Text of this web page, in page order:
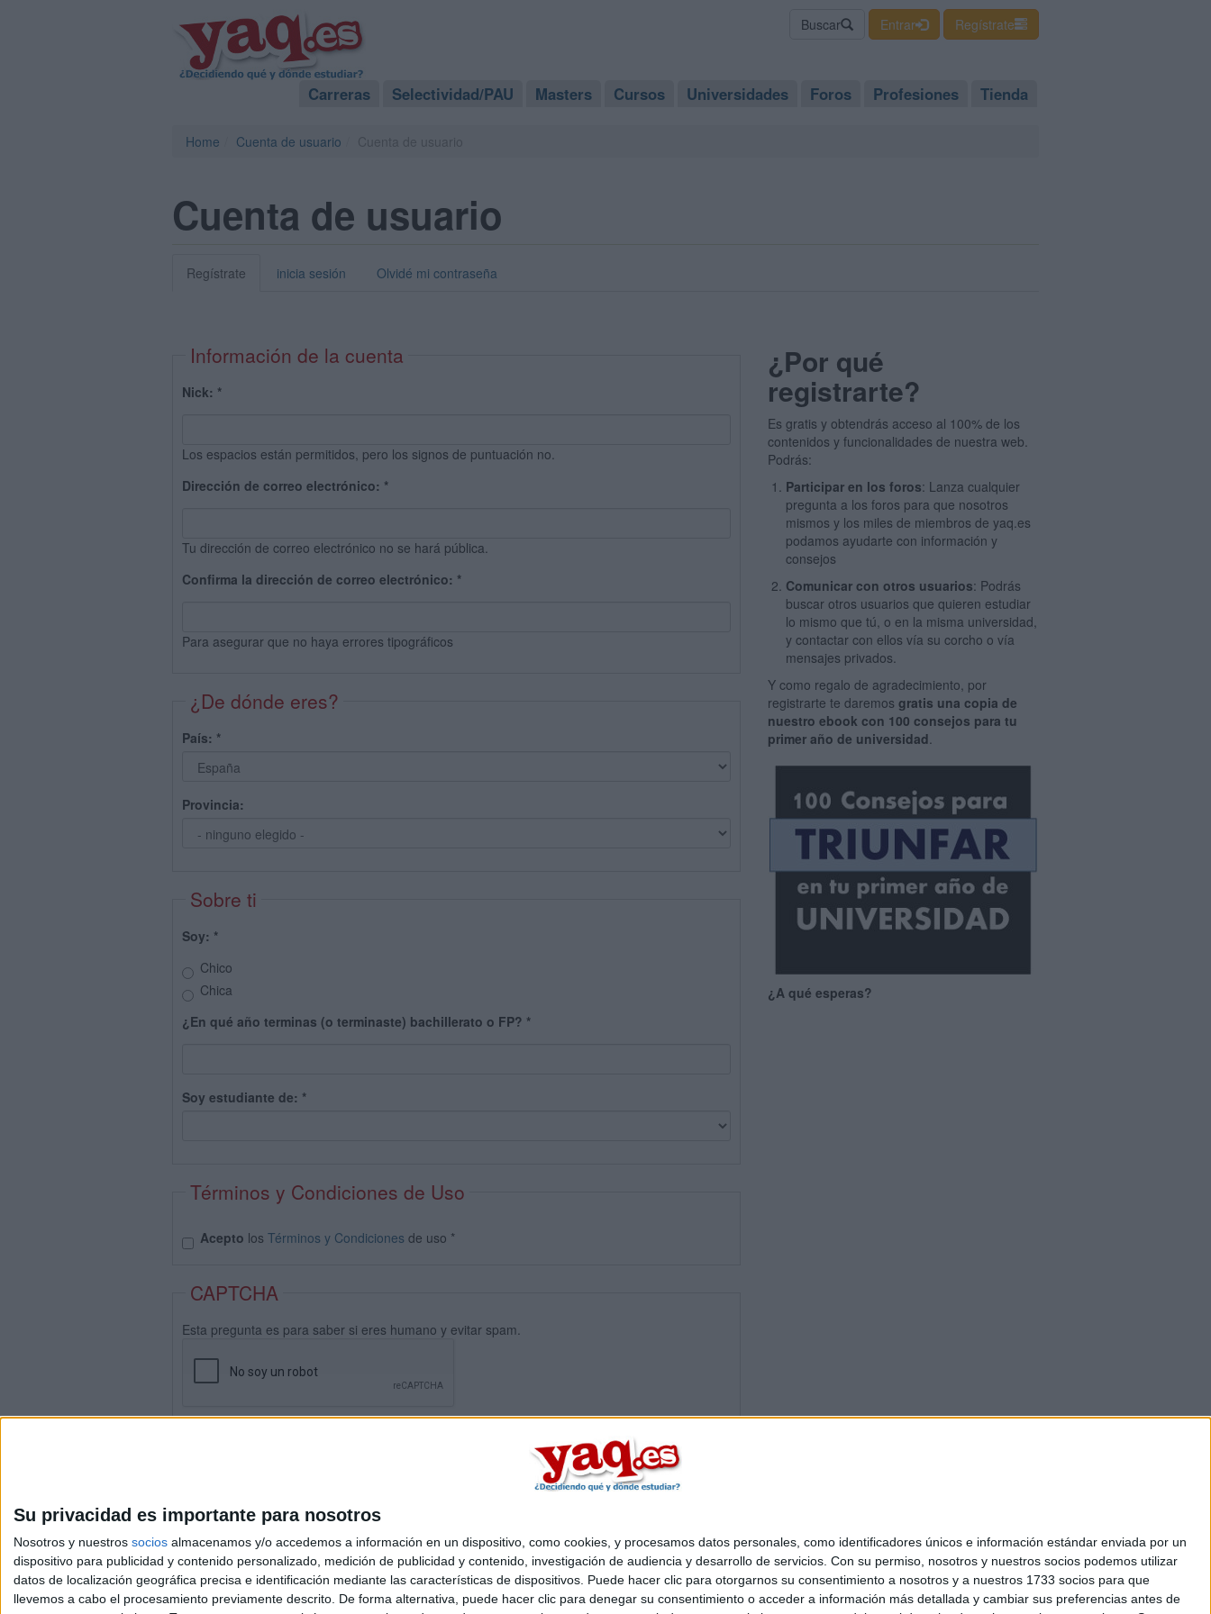
Su privacidad es importante para nosotros
Nosotros y nuestros socios almacenamos y/o accedemos a información en un dispositivo, como cookies, y procesamos datos personales, como identificadores únicos e información estándar enviada por un
dispositivo para publicidad y contenido personalizado, medición de publicidad y contenido, investigación de audiencia y desarrollo de servicios. Con su permiso, nosotros y nuestros socios podemos utilizar
datos de localización geográfica precisa e identificación mediante las características de dispositivos. Puede hacer clic para otorgarnos su consentimiento a nosotros y a nuestros 1733 socios para que
llevemos a cabo el procesamiento previamente descrito. De forma alternativa, puede hacer clic para denegar su consentimiento o acceder a información más detallada y cambiar sus preferencias antes de
Buscar Entrar Regístrate
Carreras Selectividad/PAU Masters Cursos Universidades Foros Profesiones Tienda
Home Cuenta de usuario
Cuenta de usuario
Regístrate inicia sesión Olvidé mi contraseña
Información de la cuenta
Nick: *
Los espacios están permitidos, pero los signos de puntuación no.
Dirección de correo electrónico: *
Tu dirección de correo electrónico no se hará pública.
Confirma la dirección de correo electrónico: *
Para asegurar que no haya errores tipográficos
¿De dónde eres?
País: *
Provincia:
Sobre ti
Soy: *
Chico
Chica
¿En qué año terminas (o terminaste) bachillerato o FP? *
Soy estudiante de: *
Términos y Condiciones de Uso
Acepto los Términos y Condiciones de uso *
CAPTCHA
Esta pregunta es para saber si eres humano y evitar spam.
¿Por qué
registrarte?
Es gratis y obtendrás acceso al 100% de los
contenidos y funcionalidades de nuestra web.
Podrás:
Participar en los foros: Lanza cualquier
pregunta a los foros para que nosotros
mismos y los miles de miembros de yaq.es
podamos ayudarte con información y
consejos
Comunicar con otros usuarios: Podrás
buscar otros usuarios que quieren estudiar
lo mismo que tú, o en la misma universidad,
y contactar con ellos vía su corcho o vía
mensajes privados.
Y como regalo de agradecimiento, por
registrarte te daremosgratis una copia de
nuestro ebook con 100 consejos para tu
primer año de universidad.
¿A qué esperas?
Quiénes somos |Contactar| Anúnciate
Aviso legal|Politica de privacidad|Condiciones generales|Política de cookies